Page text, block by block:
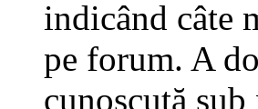
indicând câte
pe forum. A
cunoscută